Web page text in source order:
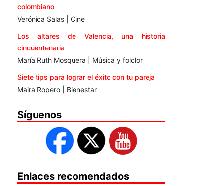
colombiano
Verónica Salas | Cine
Los altares de Valencia, una historia
cincuentenaria
María Ruth Mosquera | Música y folclor
Siete tips para lograr el éxito con tu pareja
Maira Ropero | Bienestar
Síguenos
Enlaces recomendados